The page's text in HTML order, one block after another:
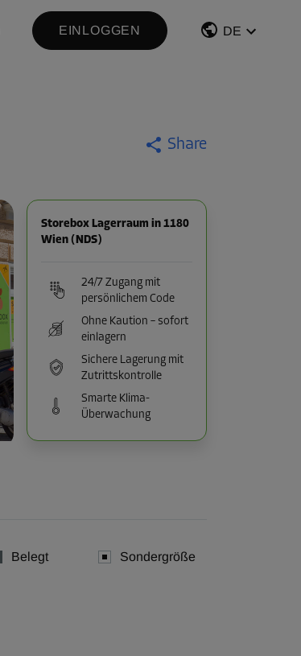
EINLOGGEN DE
Share
Storebox Lagerraum in 1180
Wien (NDS)
24/7 Zugang mit
persönlichem Code
Ohne Kaution – sofort
einlagern
Sichere Lagerung mit
Zutrittskontrolle
Smarte Klima-
Überwachung
Belegt Sondergröße